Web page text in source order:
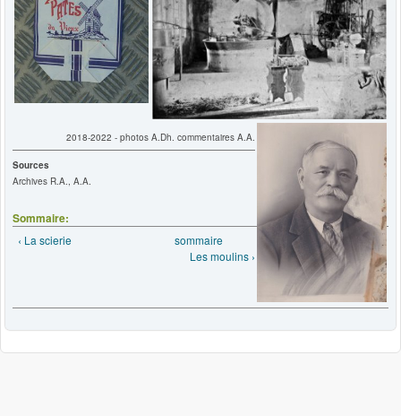
2018-2022 - photos A.Dh. commentaires A.A.
Sources
Archives R.A., A.A.
Sommaire:
‹ La scierie
sommaire
Les moulins ›